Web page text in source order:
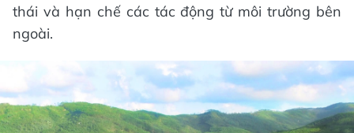
thái và hạn chế các tác động từ môi trường bên
ngoài.